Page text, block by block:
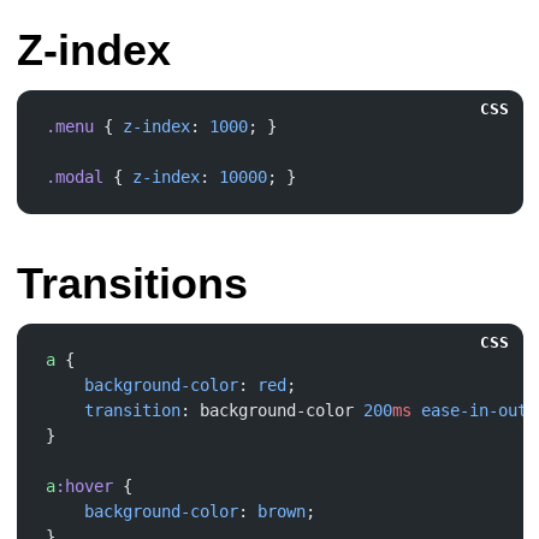
Z-index
CSS
.menu { z-index: 1000
.modal { z-index: 10000
Transitions
CSS
a
    background-color
: red
    transition
: background-color 200ms ease-in-out
a:hover
    background-color
: brown